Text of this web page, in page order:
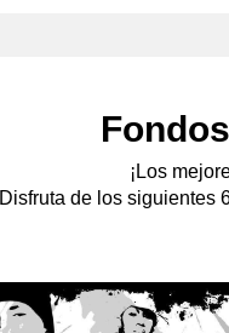
¡Los
Disfruta de los siguientes